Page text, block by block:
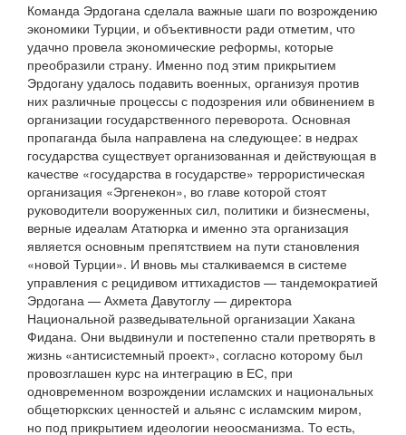
Команда Эрдогана сделала важные шаги по возрождению
экономики Турции, и объективности ради отметим, что
удачно провела экономические реформы, которые
преобразили страну. Именно под этим прикрытием
Эрдогану удалось подавить военных, организуя против
них различные процессы с подозрения или обвинением в
организации государственного переворота. Основная
пропаганда была направлена на следующее: в недрах
государства существует организованная и действующая в
качестве «государства в государстве» террористическая
организация «Эргенекон», во главе которой стоят
руководители вооруженных сил, политики и бизнесмены,
верные идеалам Ататюрка и именно эта организация
является основным препятствием на пути становления
«новой Турции». И вновь мы сталкиваемся в системе
управления с рецидивом иттихадистов — тандемократией
Эрдогана — Ахмета Давутоглу — директора
Национальной разведывательной организации Хакана
Фидана. Они выдвинули и постепенно стали претворять в
жизнь «антисистемный проект», согласно которому был
провозглашен курс на интеграцию в ЕС, при
одновременном возрождении исламских и национальных
общетюркских ценностей и альянс с исламским миром,
но под прикрытием идеологии неоосманизма. То есть,